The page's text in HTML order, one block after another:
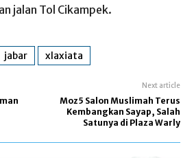
jalan Tol Cikampek.
jabar xlaxiata
Next article
Moz5 Salon Muslimah Terus
Kembangkan Sayap, Salah
Satunya di Plaza Warly